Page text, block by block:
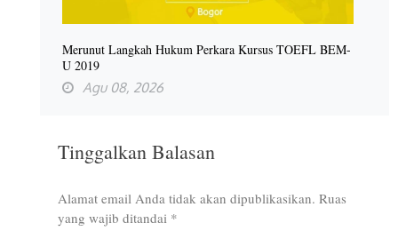
Merunut Langkah Hukum Perkara Kursus TOEFL BEM-
U 2019
Agu 08, 2026
Tinggalkan Balasan
Alamat email Anda tidak akan dipublikasikan. Ruas
yang wajib ditandai *